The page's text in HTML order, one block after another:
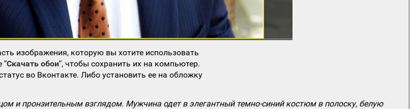
изображения, которую вы хотите использовать
"Скачать обои", чтобы сохранить их на компьютер.
во Вконтакте. Либо установить ее на обложку
и пронзительным взглядом. Мужчина одет в элегантный темно-синий костюм в полоску, белую